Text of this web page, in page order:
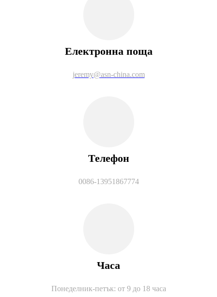
Електронна поща
jeremy@asn-china.com
Телефон
0086-13951867774
Часа
Понеделник-петък: от 9 до 18 часа